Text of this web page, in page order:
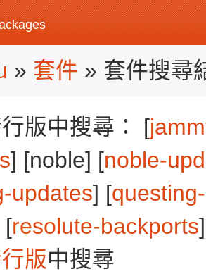
» 套件 » 套件搜尋
版中搜尋： [
] [noble] [noble-
updates] [
[resolute-backports
版中搜尋